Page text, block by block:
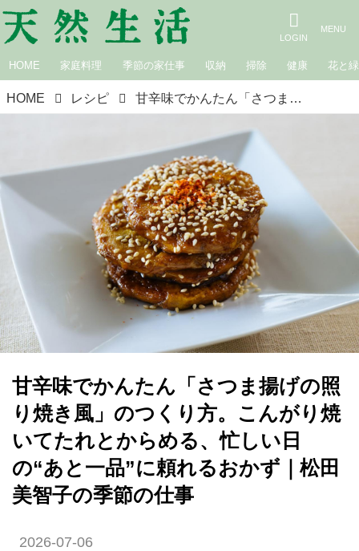
HOME 家庭料理 季節の家仕事 収納 掃除 健康 花と緑
HOME レシピ 甘辛味でかんたん「さつま揚げの照り焼き風」のつくり方。こんがり焼いてたれとからめる、忙しい日の“あと一品”に頼れるおかず｜松田美智子の季節の仕事
甘辛味でかんたん「さつま揚げの照
り焼き風」のつくり方。こんがり焼
いてたれとからめる、忙しい日
の“あと一品”に頼れるおかず｜松田
美智子の季節の仕事
2026-07-06